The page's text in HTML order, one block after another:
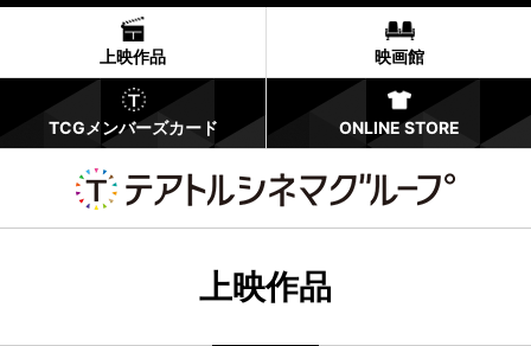
上映作品 映画館
TCGメンバーズカード ONLINE STORE
上映作品